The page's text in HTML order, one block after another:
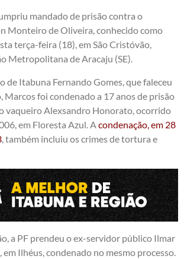
mandado de prisão contra o
Monteiro de Oliveira, conhecido como
terça-feira (18), em São Cristóvão,
Metropolitana de Aracaju (SE).
de Itabuna Fernando Gomes, que faleceu
Marcos foi condenado a 17 anos de prisão
vaqueiro Alexsandro Honorato, ocorrido
em Floresta Azul. Acondenação, em 28
, também incluiu os crimes de tortura e
a PF prendeu o ex-servidor público Ilmar
Ilhéus, condenado no mesmo processo.